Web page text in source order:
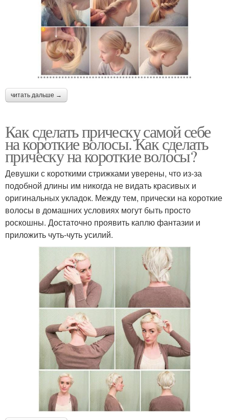
читать дальше →
Как сделать прическу самой себе
на короткие волосы. Как сделать
прическу на короткие волосы?
Девушки с короткими стрижками уверены, что из-за
подобной длины им никогда не видать красивых и
оригинальных укладок. Между тем, прически на короткие
волосы в домашних условиях могут быть просто
роскошны. Достаточно проявить каплю фантазии и
приложить чуть-чуть усилий.